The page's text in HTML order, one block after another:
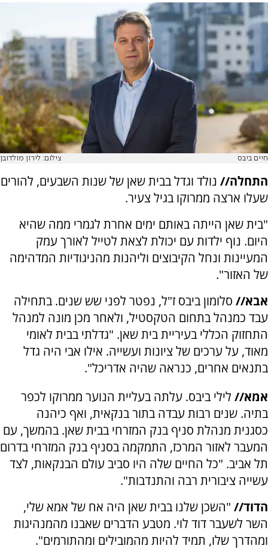
חיים ביבס צילום: לירון מולדובן
התחלה// נולד וגדל בבית שאן של שנות השבעים, להורים
שעלו ארצה ממרוקו בגיל צעיר.
"בית שאן הייתה באותם ימים אחרת לגמרי ממה שהיא
היום. נוף ילדות עם יכולת לצאת לטייל לאורך עמק
המעיינות ונחל הקיבוצים וליהנות מהניגודיות המדהימה
של האזור".
אבא// סלומון ביבס ז"ל, נפטר לפני שש שנים. בתחילה
עבד כמנהל בתחום הטקסטיל, ולאחר מכן מונה למנהל
התחזוק הכללי בעיריית בית שאן. "גדלתי בבית לאומי
מאוד, על ערכים של ציונות ועשייה. אילו אבי היה גדל
בתנאים אחרים, כנראה שהיה אדריכל".
אמא// לילי ביבס. עלתה בעליית הנוער ממרוקו לכפר
בתיה. שנים רבות עבדה בתור בנקאית, ואף כיהנה
כסגנית מנהלת סניף בנק המזרחי בבית שאן. בהמשך, עם
המעבר לאזור המרכז, התמקמה בסניף בנק המזרחי בדרום
תל אביב. "כל החיים שלה היו סביב עולם הבנקאות, לצד
עשייה ציבורית רבה והתנדבות".
הדוד// "השכן שלנו בבית שאן היה אח של אמא שלי,
השר לשעבר דוד לוי. מטבע הדברים שאבנו מהמנהיגות
ומהדרך שלו, תמיד להיות מהמובילים ומהתורמים".